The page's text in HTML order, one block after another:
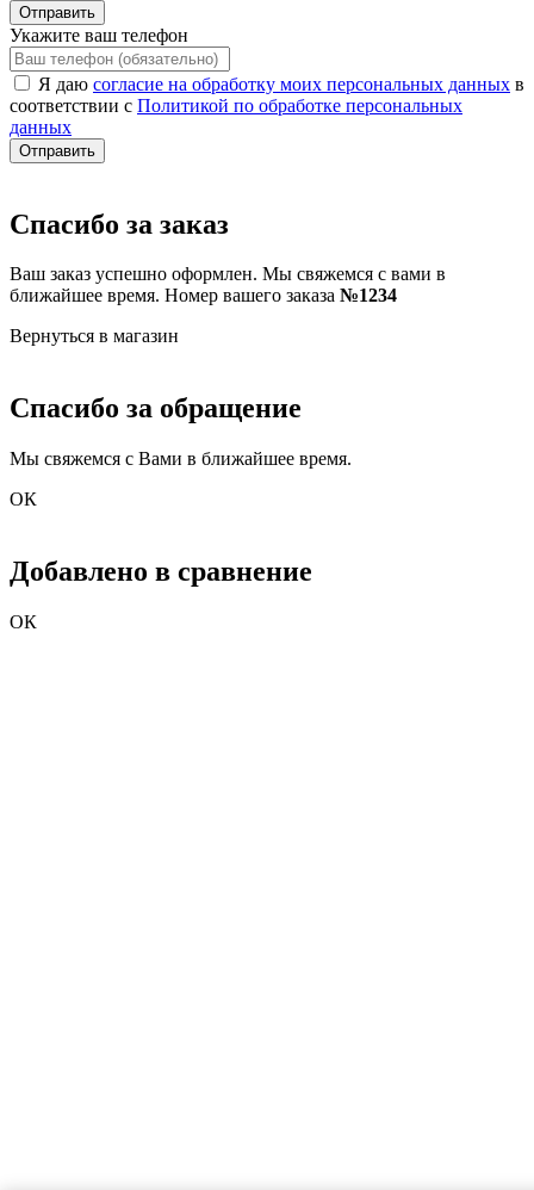
Отправить
Укажите ваш телефон
Я даю согласие на обработку моих персональных данных в
соответствии с Политикой по обработке персональных
данных
Отправить
Спасибо за заказ
Ваш заказ успешно оформлен. Мы свяжемся с вами в
ближайшее время. Номер вашего заказа №1234
Вернуться в магазин
Спасибо за обращение
Мы свяжемся с Вами в ближайшее время.
ОК
Добавлено в сравнение
ОК